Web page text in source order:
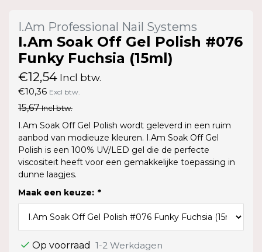
I.Am Professional Nail Systems
I.Am Soak Off Gel Polish #076
Funky Fuchsia (15ml)
€12,54 Incl btw.
€10,36 Excl btw.
15,67Incl btw.
I.Am Soak Off Gel Polish wordt geleverd in een ruim
aanbod van modieuze kleuren. I.Am Soak Off Gel
Polish is een 100% UV/LED gel die de perfecte
viscositeit heeft voor een gemakkelijke toepassing in
dunne laagjes.
Maak een keuze: *
Op voorraad 1-2 Werkdagen